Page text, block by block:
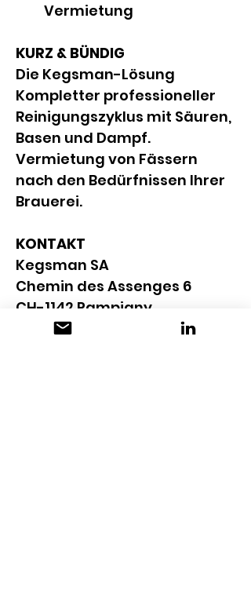
Vermietung
KURZ & BÜNDIG
Die Kegsman-Lösung
Kompletter professioneller
Reinigungszyklus mit Säuren,
Basen und Dampf.
Vermietung von Fässern
nach den Bedürfnissen Ihrer
Brauerei.
KONTAKT
Kegsman SA
Chemin des Assenges 6
CH-1142 Pampigny